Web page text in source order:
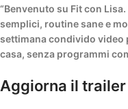
“Benvenuto su Fit con
semplici, routine sane e
settimana condivido video
casa, senza programmi
Aggiorna il